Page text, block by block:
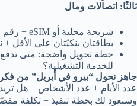
ثالثًا: اتصالات ومال
شريحة محلية أو eSIM + رقم واتساب احتياطي.
بطاقتان بنكيّتان على الأقل +
خطة تحويل واضحة: متى
للخدمة التشغيلية؟
جاهز نحول “بيرو في أبريل” من
عدد الأيام + عدد الأشخاص + هل
وسنعود لك بخطة تنفيذ + تكلفة